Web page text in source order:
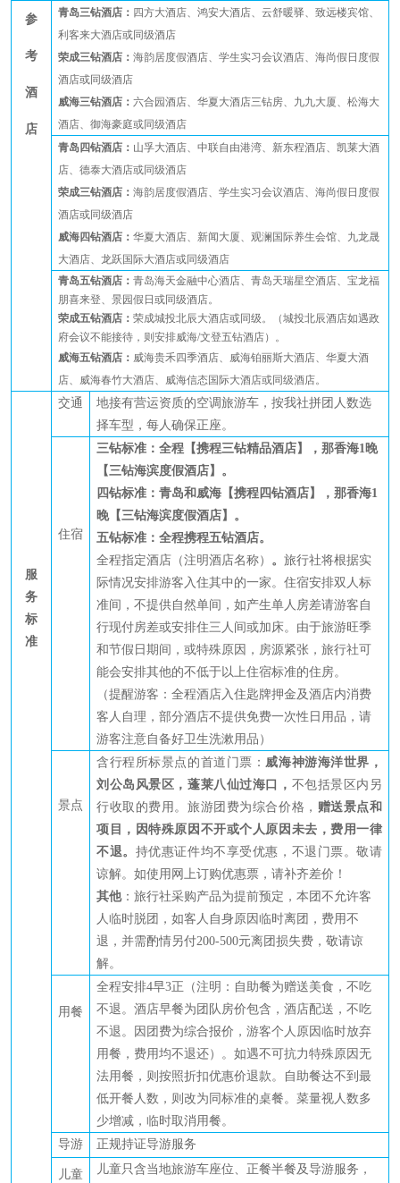
参
考
酒
店
青岛三钻酒店： 四方大酒店、鸿安大酒店、云舒暖驿、致远楼宾馆、
利客来大酒店或同级酒店
荣成三钻酒店： 海韵居度假酒店、学生实习会议酒店、海尚假日度假
酒店或同级酒店
威海三钻酒店： 六合园酒店、华夏大酒店三钻房、九九大厦、松海大
酒店、御海豪庭或同级酒店
青岛四钻酒店： 山孚大酒店、中联自由港湾、新东程酒店、凯莱大酒
店、德泰大酒店或同级酒店
荣成三钻酒店： 海韵居度假酒店、学生实习会议酒店、海尚假日度假
酒店或同级酒店
威海四钻酒店： 华夏大酒店、新闻大厦、观澜国际养生会馆、九龙晟
大酒店、龙跃国际大酒店或同级酒店
青岛五钻酒店： 青岛海天金融中心酒店、青岛天瑞星空酒店、宝龙福
朋喜来登、景园假日或同级酒店。
荣成五钻酒店： 荣成城投北辰大酒店或同级。（城投北辰酒店如遇政
府会议不能接待，则安排威海/文登五钻酒店）。
威海五钻酒店： 威海贵禾四季酒店、威海铂丽斯大酒店、华夏大酒
店、威海春竹大酒店、威海信态国际大酒店或同级酒店。
服
务
标
准
交通 地接有营运资质的空调旅游车，按我社拼团人数选
择车型，每人确保正座。
住宿
三钻标准 ：全程【携程三钻精品酒店】，那香海1晚
【三钻海滨度假酒店】。
四钻标准 ：青岛和威海 【携程四钻酒店】，那香海1
晚【三钻海滨度假酒店】。
五钻标准：全程携程五钻酒店。
全程指定酒店（注明酒店名称） 。 旅行社将根据实
际情况安排游客入住其中的一家。住宿安排双人标
准间，不提供自然单间，如产生单人房差请游客自
行现付房差或安排住三人间或加床。 由于旅游旺季
和节假日期间， 或特殊原因 ，房源紧张， 旅行社可
能会安排其他的不低于以上住宿标准的住房。
（提醒游客：全程酒店入住匙牌押金及酒店内消费
客人自理，部分酒店不提供免费一次性日用品，请
游客注意自备好卫生洗漱用品）
景点
含行程所标景点的首道门票：威海神游海洋世界 ，
刘公岛风景区， 蓬莱八仙过海口 ， 不包括景区内另
行收取的费用。旅游团费为综合价格， 赠送景点和
项目
，因特殊原因不开或个人原因未去，费用一律
不退。 持优惠证件均不享受优惠，不退门票。敬请
谅解。 如使用网上订购优惠票， 请补齐差价！
其他：旅行社采购产品为提前预定，本团不允许客
人临时脱团，如客人自身原因临时离团，费用不
退，并需酌情另付200-500元离团损失费，敬请谅
解。
用餐
全程安排4早3正
（注明：自助餐为赠送美食，不吃
不退。酒店早餐为团队房价包含，酒店配送，不吃
不退。因团费为综合报价，游客个人原因临时放弃
用餐，费用均不退还）。如遇不可抗力特殊原因无
法用餐，则按照折扣优惠价退款。自助餐达不到最
低开餐人数，则改为同标准的桌餐。菜量视人数多
少增减，临时取消用餐。
导游
正规持证导游服务
儿童 儿童只含当地旅游车座位、正餐半餐及导游服务，